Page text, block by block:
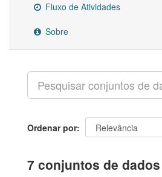
Fluxo de Atividades
Sobre
Ordenar por
7 conjuntos de